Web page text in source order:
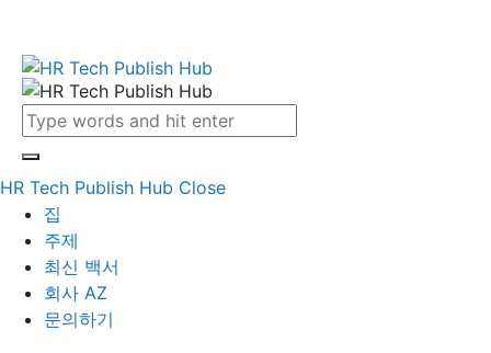
HR Tech Publish Hub Close
집
주제
최신 백서
회사 AZ
문의하기